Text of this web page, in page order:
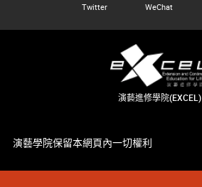
Twitter WeChat
演藝進修學院(EXCEL)
演藝學院保留本網頁內一切權利